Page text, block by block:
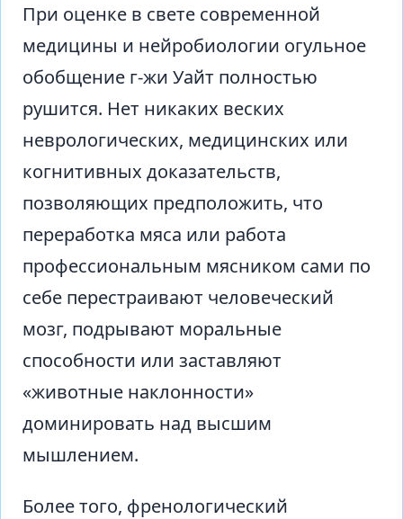
При оценке в свете современной
медицины и нейробиологии огульное
обобщение г-жи Уайт полностью
рушится. Нет никаких веских
неврологических, медицинских или
когнитивных доказательств,
позволяющих предположить, что
переработка мяса или работа
профессиональным мясником сами по
себе перестраивают человеческий
мозг, подрывают моральные
способности или заставляют
«животные наклонности»
доминировать над высшим
мышлением.
Более того, френологический